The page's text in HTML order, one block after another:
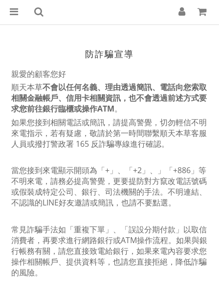
防詐騙宣導
親愛的顧客您好
順天本草不會以任何名義、理由透過簡訊、電話向您索取
相關金融帳戶、信用卡相關資訊，也不會透過前述方式要
求您前往銀行臨櫃或操作ATM。
如果您接到相關電話或簡訊，請提高警覺，切勿輕信不明
來電指示，若有疑慮，敬請於第一時間聯繫順天本草客服
人員或撥打警政署 165 反詐騙專線進行確認。
當您接到來電顯示開頭為「+」、「+2」、」「+886」等
不明來電，請務必提高警覺，更要提防對方竄改電話號碼
或假裝成特定公司、銀行、司法機關的手法。不明連結、
不認識的LINE好友邀請或簡訊，也請不要點選。
常見詐騙手法如「重複下單」、「誤設分期付款」以取信
消費者，再要求進行網路銀行或ATM操作流程。如果與銀
行帳務有關，請您直接致電給銀行，如果來電內容要求您
操作相關帳戶、提供資料等，也請您直接拒絕，降低詐騙
的風險。